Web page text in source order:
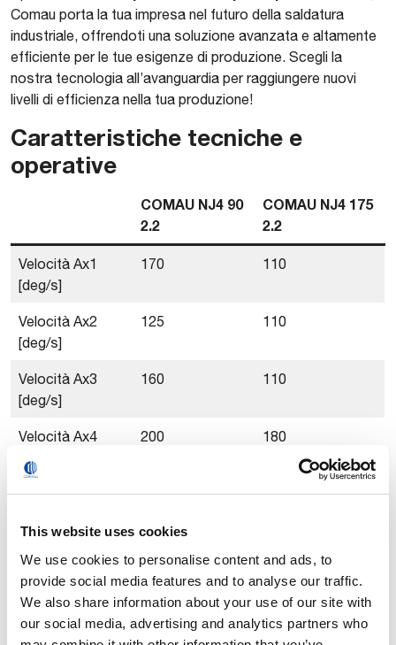
This website uses cookies
We use cookies to personalise content and ads, to
provide social media features and to analyse our traffic.
We also share information about your use of our site with
our social media, advertising and analytics partners who
Comau porta la tua impresa nel futuro della saldatura
industriale, offrendoti una soluzione avanzata e altamente
efficiente per le tue esigenze di produzione. Scegli la
nostra tecnologia all’avanguardia per raggiungere nuovi
livelli di efficienza nella tua produzione!
Caratteristiche tecniche e
operative
COMAU NJ4 90
2.2
COMAU NJ4 175
2.2
Velocità Ax1
[deg/s]
170 110
Velocità Ax2
[deg/s]
125 110
Velocità Ax3
[deg/s]
160 110
Velocità Ax4
[deg/s]
200 180
Velocità Ax5
260 140
Velocità Ax6
[deg/s]
190
Sbraccio [mm] 2220 2206